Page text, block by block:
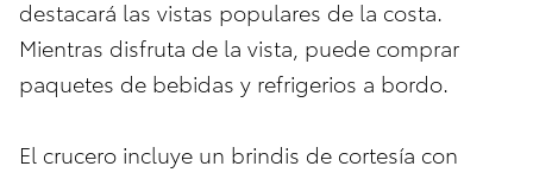
destacará las vistas populares de la costa.
Mientras disfruta de la vista, puede comprar
paquetes de bebidas y refrigerios a bordo.
El crucero incluye un brindis de cortesía con